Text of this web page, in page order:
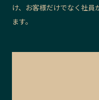
け、お客様だけでなく社
ます。